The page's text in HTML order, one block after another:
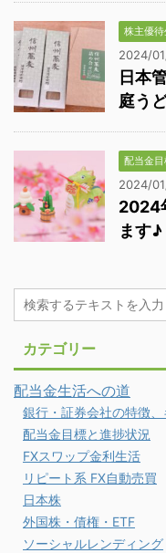
株主優
2024/
日本
庭う
配当金
2024/
2024
ます♪
カテゴリー
配当金生活への道
銀行・証券会社の特徴
配当金目標と進捗状況
FXスワップ金利生活
リピート系 FX自動売買
日本株
外国株・債権・ETF
ソーシャルレンディング